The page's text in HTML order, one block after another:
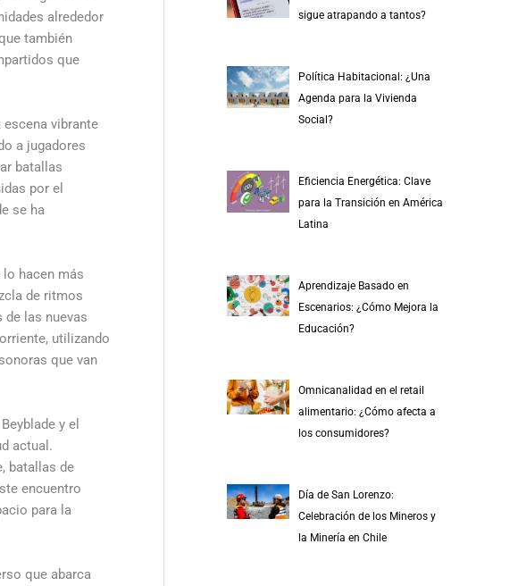
alrededor
también
que
vibrante
a jugadores
batallas
por el
se ha
hacen más
de ritmos
las nuevas
utilizando
que van
y el
actual.
batallas de
encuentro
para la
que abarca
sigue atrapando a tantos?
Política Habitacional: ¿Una
Agenda para la Vivienda
Social?
Eficiencia Energética: Clave
para la Transición en América
Latina
Aprendizaje Basado en
Escenarios: ¿Cómo Mejora la
Educación?
Omnicanalidad en el retail
alimentario: ¿Cómo afecta a
los consumidores?
Día de San Lorenzo:
Celebración de los Mineros y
la Minería en Chile